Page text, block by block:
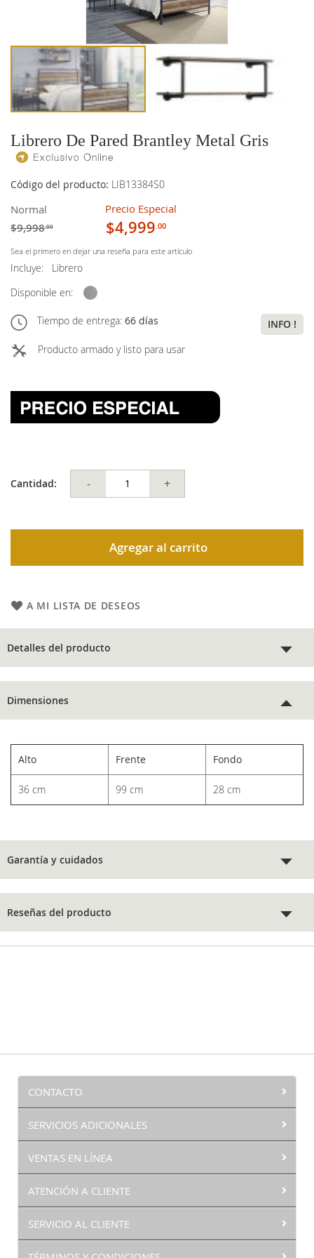
Librero De Pared Brantley Metal Gris
Código del producto: LIB13384S0
Normal
$9,998.00
Precio Especial
$4,999.00
Sea el primero en dejar una reseña para este artículo
Incluye:
Librero
Disponible en:
Tiempo de entrega: 66 días
INFO !
Producto armado y listo para usar
Cantidad: - +
Agregar al carrito
A MI LISTA DE DESEOS
Detalles del producto
Dimensiones
Alto Frente Fondo
36 cm 99 cm 28 cm
Garantía y cuidados
Reseñas del producto
CONTACTO
SERVICIOS ADICIONALES
VENTAS EN LÍNEA
ATENCIÓN A CLIENTE
SERVICIO AL CLIENTE